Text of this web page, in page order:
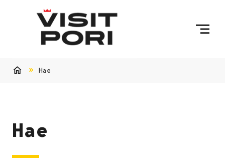
Hae
Hae